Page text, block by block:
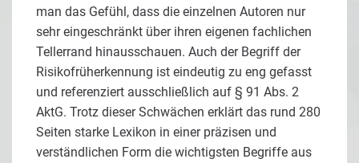
man das Gefühl, dass die einzelnen Autoren nur
sehr eingeschränkt über ihren eigenen fachlichen
Tellerrand hinausschauen. Auch der Begriff der
Risikofrüherkennung ist eindeutig zu eng gefasst
und referenziert ausschließlich auf § 91 Abs. 2
AktG. Trotz dieser Schwächen erklärt das rund 280
Seiten starke Lexikon in einer präzisen und
verständlichen Form die wichtigsten Begriffe aus